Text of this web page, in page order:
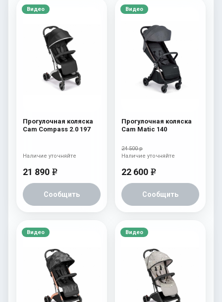
Видео
Прогулочная коляска
Cam Compass 2.0 197
21 890 e
Сообщить
Наличие уточняйте
Видео
Прогулочная коляска
Cam Matic 140
24 500 р
22 600 e
Сообщить
Наличие уточняйте
Видео Видео